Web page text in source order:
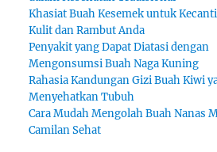
Khasiat Buah Kesemek untuk
Kulit dan Rambut Anda
Penyakit yang Dapat Diatasi dengan
Mengonsumsi Buah Naga Kuning
Rahasia Kandungan Gizi Buah Kiwi
Menyehatkan Tubuh
Cara Mudah Mengolah Buah Nanas
Camilan Sehat